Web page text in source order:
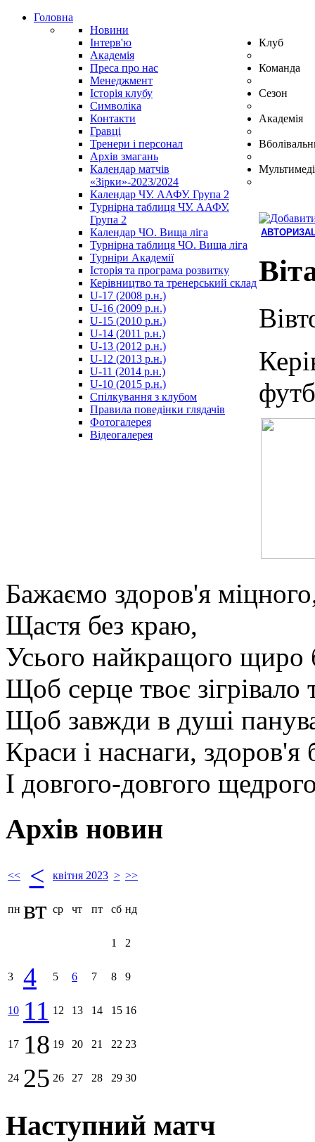
Головна
Новини
Інтерв'ю
Академія
Преса про нас
Клуб
Менеджмент
Історія клубу
Символіка
Контакти
Команда
Гравці
Тренери і персонал
Архів змагань
Сезон
Календар матчів
«Зірки»-2023/2024
Календар ЧУ. ААФУ. Група 2
Турнірна таблиця ЧУ. ААФУ.
Група 2
Календар ЧО. Вища ліга
Турнірна таблиця ЧО. Вища ліга
Академія
Турніри Академії
Історія та програма розвитку
Керівництво та тренерський склад
U-17 (2008 р.н.)
U-16 (2009 р.н.)
U-15 (2010 р.н.)
U-14 (2011 р.н.)
U-13 (2012 р.н.)
U-12 (2013 р.н.)
U-11 (2014 р.н.)
U-10 (2015 р.н.)
Спілкування з клубом
Правила поведінки глядачів
Фотогалерея
Відеогалерея
Бажаємо здоров'я
Щастя без краю,
Усього найкращого щиро
Щоб серце твоє зігрівало
Щоб завжди в душі
Краси і наснаги, здоров'я
І довгого-довгого
Архів новин
<< < квітня 2023 > >>
пн вт ср чт пт сб нд
1 2
3 4 5 6 7 8 9
10 11 12 13 14 15 16
17 18 19 20 21 22 23
24 25 26 27 28 29 30
Наступний матч